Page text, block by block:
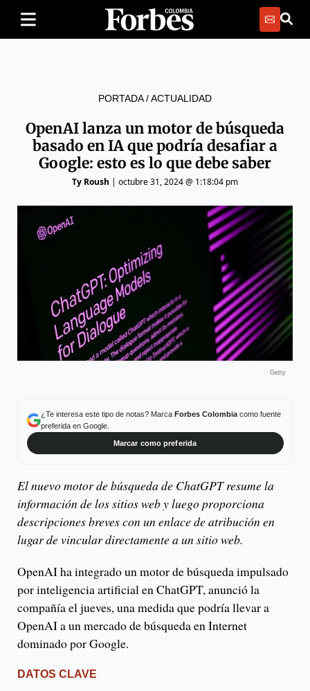
PORTADA/ACTUALIDAD
OpenAI lanza un motor de búsqueda
basado en IA que podría desafiar a
Google: esto es lo que debe saber
Ty Roush | octubre 31, 2024 @ 1:18:04 pm
Getty
¿Te interesa este tipo de notas? Marca Forbes Colombiacomo fuente
preferida en Google.
Marcar como preferida
El nuevo motor de búsqueda de ChatGPT resume la
información de los sitios web y luego proporciona
descripciones breves con un enlace de atribución en
lugar de vincular directamente a un sitio web.
OpenAI ha integrado un motor de búsqueda impulsado
por inteligencia artificial en ChatGPT, anunció la
compañía el jueves, una medida que podría llevar a
OpenAI a un mercado de búsqueda en Internet
dominado por Google.
DATOS CLAVE